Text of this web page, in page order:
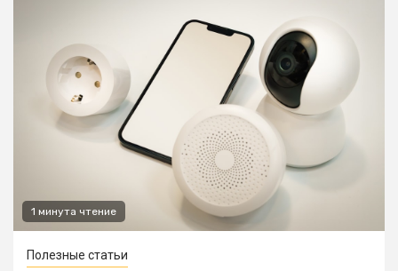
1 минута чтение
Полезные статьи